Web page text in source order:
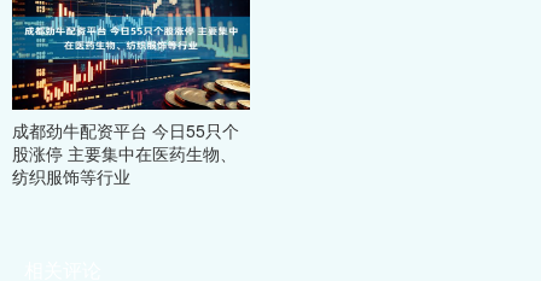
成都劲牛配资平台 今日55只个
股涨停 主要集中在医药生物、
纺织服饰等行业